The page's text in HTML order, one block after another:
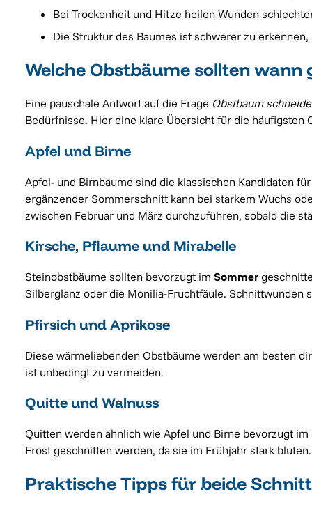
Bei Trockenheit und Hitze heilen Wunden
Die Struktur des Baumes ist schwerer zu
Welche Obstbäume sollten wann
Eine pauschale Antwort auf die Frage Obstbaum
Bedürfnisse. Hier eine klare Übersicht für die häufigsten
Apfel und Birne
Apfel- und Birnbäume sind die klassischen Kandidaten
ergänzender Sommerschnitt kann bei starkem Wuchs
zwischen Februar und März durchzuführen, sobald die
Kirsche, Pflaume und Mirabelle
Steinobstbäume sollten bevorzugt imSommer
Silberglanz oder die Monilia-Fruchtfäule.
Pfirsich und Aprikose
Diese wärmeliebenden Obstbäume werden am besten
ist unbedingt zu vermeiden.
Quitte und Walnuss
Quitten werden ähnlich wie Apfel und Birne bevorzugt
Frost geschnitten werden, da sie im Frühjahr stark bluten.
Praktische Tipps für beide